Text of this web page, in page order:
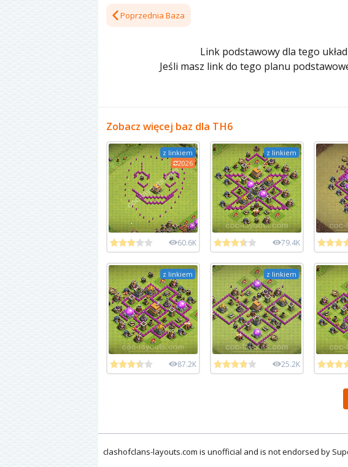
Poprzednia Baza
Link podstawowy dla tego
Jeśli masz link do tego planu
Zobacz więcej baz dla TH6
z linkiem
2026
60.6K
z linkiem
79.4K
z linkiem
87.2K
z linkiem
25.2K
clashofclans-layouts.com is unofficial and is not endorsed by